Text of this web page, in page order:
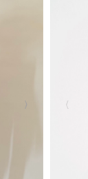
‹